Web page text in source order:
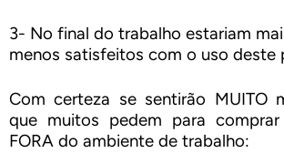
3- No final do trabalho estariam
menos satisfeitos com o uso deste
Com certeza se sentirão MUITO
que muitos pedem para
FORA do ambiente de trabalho: